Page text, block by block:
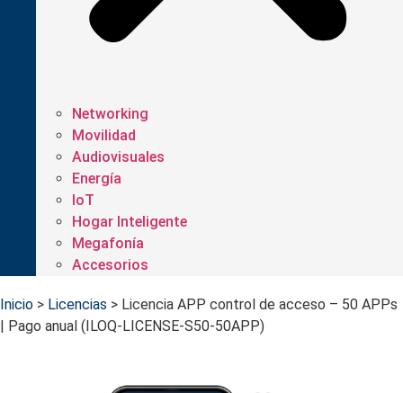
Networking
Movilidad
Audiovisuales
Energía
IoT
Hogar Inteligente
Megafonía
Accesorios
Inicio > Licencias > Licencia APP control de acceso – 50 APPs
| Pago anual (ILOQ-LICENSE-S50-50APP)